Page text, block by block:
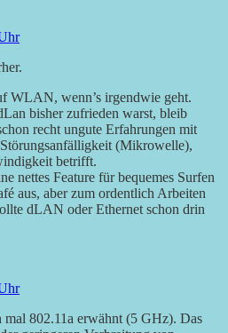
WLAN, wenn’s irgendwie geht.
bisher zufrieden warst, bleib
recht ungute Erfahrungen mit
(Mikrowelle),
betrifft.
nettes Feature für bequemes Surfen
aus, aber zum ordentlich Arbeiten
dLAN oder Ethernet schon drin
mal 802.11a erwähnt (5 GHz). Das